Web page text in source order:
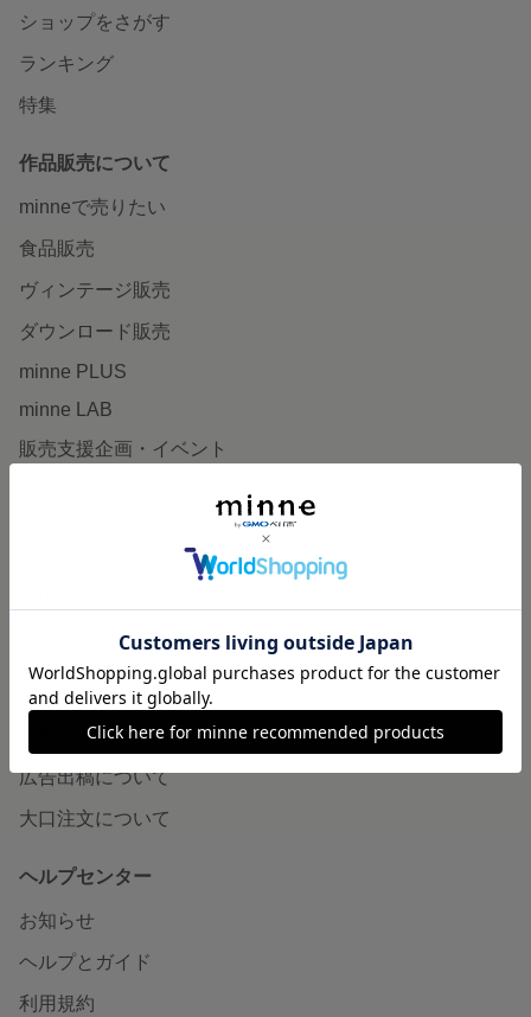
ショップをさがす
ランキング
特集
作品販売について
minneで売りたい
食品販売
ヴィンテージ販売
ダウンロード販売
minne PLUS
minne LAB
販売支援企画・イベント
minneとものづくりと
minneの本
企業の方へ
広告出稿について
大口注文について
ヘルプセンター
お知らせ
ヘルプとガイド
利用規約